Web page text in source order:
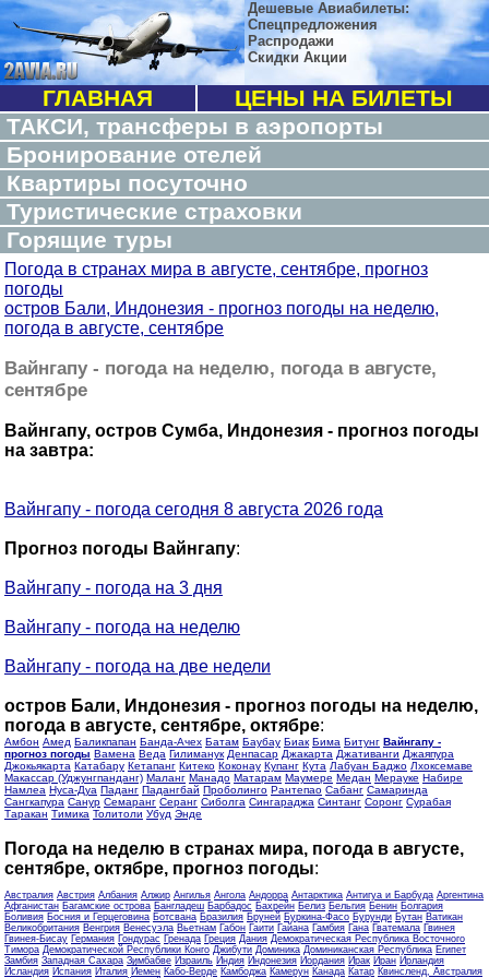
Дешевые Авиабилеты:
Спецпредложения
Распродажи
Скидки Акции
ГЛАВНАЯ
ЦЕНЫ НА БИЛЕТЫ
ТАКСИ, трансферы в аэропорты
Бронирование отелей
Квартиры посуточно
Туристические страховки
Горящие туры
Погода в странах мира в августе, сентябре, прогноз
погоды
остров Бали, Индонезия - прогноз погоды на неделю,
погода в августе, сентябре
Вайнгапу - погода на неделю, погода в августе,
сентябре
Вайнгапу, остров Сумба, Индонезия - прогноз погоды
на завтра:
Вайнгапу - погода сегодня 8 августа 2026 года
Прогноз погоды Вайнгапу:
Вайнгапу - погода на 3 дня
Вайнгапу - погода на неделю
Вайнгапу - погода на две недели
остров Бали, Индонезия - прогноз погоды на неделю,
погода в августе, сентябре, октябре:
Амбон Амед Баликпапан Банда-Ачех Батам Баубау Биак Бима Битунг Вайнгапу -
прогноз погоды Вамена Веда Гилиманук Денпасар Джакарта Джативанги Джаяпура
Джокьякарта Катабару Кетапанг Китеко Коконау Купанг Кута Лабуан Баджо Лхоксемаве
Макассар (Уджунгпанданг) Маланг Манадо Матарам Маумере Медан Мерауке Набире
Намлеа Нуса-Дуа Паданг Падангбай Проболинго Рантепао Сабанг Самаринда
Сангкапура Санур Семаранг Серанг Сиболга Сингараджа Синтанг Соронг Сурабая
Таракан Тимика Толитоли Убуд Энде
Погода на неделю в странах мира, погода в августе,
сентябре, октябре, прогноз погоды:
Австралия Австрия Албания Алжир Ангилья Ангола Андорра Антарктика Антигуа и Барбуда Аргентина
Афганистан Багамские острова Бангладеш Барбадос Бахрейн Белиз Бельгия Бенин Болгария
Боливия Босния и Герцеговина Ботсвана Бразилия Бруней Буркина-Фасо Бурунди Бутан Ватикан
Великобритания Венгрия Венесуэла Вьетнам Габон Гаити Гайана Гамбия Гана Гватемала Гвинея
Гвинея-Бисау Германия Гондурас Гренада Греция Дания Демократическая Республика Восточного
Тимора Демократической Республики Конго Джибути Доминика Доминиканская Республика Египет
Замбия Западная Сахара Зимбабве Израиль Индия Индонезия Иордания Ирак Иран Ирландия
Исландия Испания Италия Йемен Кабо-Верде Камбоджа Камерун Канада Катар Квинсленд, Австралия